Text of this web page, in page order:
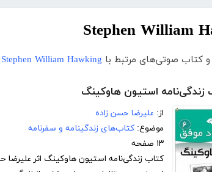
Stephen William
و کتاب صوتی‌های مرتبط با Stephen William Hawking
زندگی‌نامه استیون هاوکینگ
از: علیرضا حسن زاده
موضوع: کتاب‌های زندگینامه و سفرنامه
۱۳ صفحه
کتاب زندگی‌نامه استیون هاوکینگ اثر